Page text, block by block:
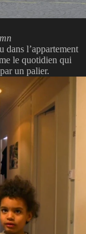
dans l’appartement
le quotidien qui
un palier.